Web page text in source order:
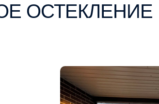
ОСТЕКЛЕНИЕ